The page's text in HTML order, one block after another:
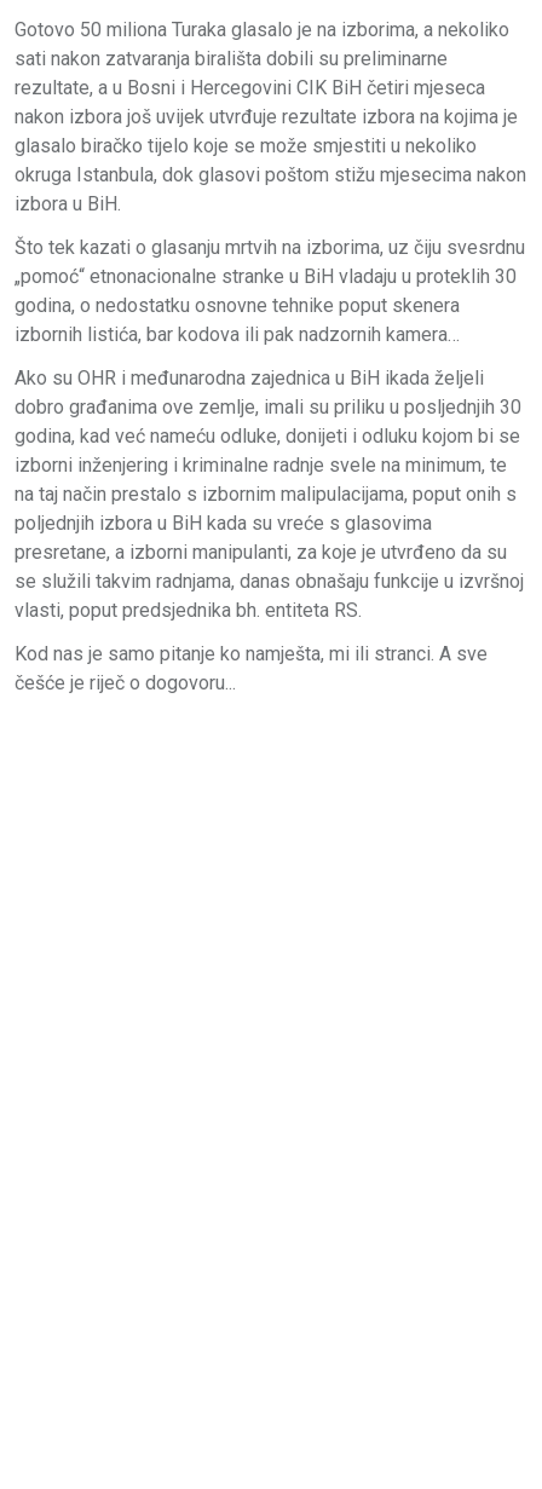
Gotovo 50 miliona Turaka glasalo je na izborima, a nekoliko
sati nakon zatvaranja birališta dobili su preliminarne
rezultate, a u Bosni i Hercegovini CIK BiH četiri mjeseca
nakon izbora još uvijek utvrđuje rezultate izbora na kojima je
glasalo biračko tijelo koje se može smjestiti u nekoliko
okruga Istanbula, dok glasovi poštom stižu mjesecima nakon
izbora u BiH.
Što tek kazati o glasanju mrtvih na izborima, uz čiju svesrdnu
„pomoć“ etnonacionalne stranke u BiH vladaju u proteklih 30
godina, o nedostatku osnovne tehnike poput skenera
izbornih listića, bar kodova ili pak nadzornih kamera…
Ako su OHR i međunarodna zajednica u BiH ikada željeli
dobro građanima ove zemlje, imali su priliku u posljednjih 30
godina, kad već nameću odluke, donijeti i odluku kojom bi se
izborni inženjering i kriminalne radnje svele na minimum, te
na taj način prestalo s izbornim malipulacijama, poput onih s
poljednjih izbora u BiH kada su vreće s glasovima
presretane, a izborni manipulanti, za koje je utvrđeno da su
se služili takvim radnjama, danas obnašaju funkcije u izvršnoj
vlasti, poput predsjednika bh. entiteta RS.
Kod nas je samo pitanje ko namješta, mi ili stranci. A sve
češće je riječ o dogovoru...